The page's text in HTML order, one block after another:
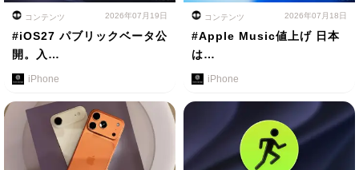
コンテンツ 2026年07月19日
#iOS27 パブリックベータ公
開。入…
iPhone
コンテンツ 2026年07月18日
#Apple Music値上げ 日本
は…
iPhone